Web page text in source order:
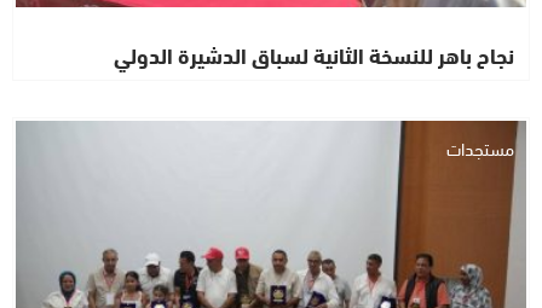
نجاح باهر للنسخة الثانية لسباق الدشيرة الدولي
مستجدات